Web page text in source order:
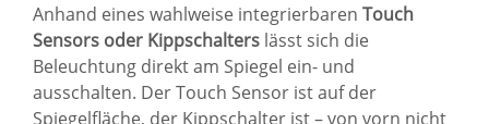
Anhand eines wahlweise integrierbaren Touch
Sensors oder Kippschalters lässt sich die
Beleuchtung direkt am Spiegel ein- und
ausschalten. Der Touch Sensor ist auf der
Spiegelfläche, der Kippschalter ist – von vorn nicht